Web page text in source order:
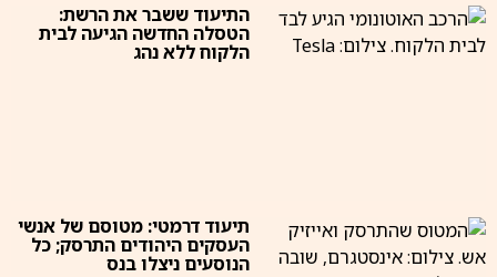
התיעוד ששבר את הרשת:
הטסלה החדשה הגיעה לבית
הלקוח ללא נהג
תיעוד דרמטי: מטוסם של אנשי
העסקים היהודים התרסק; כל
הנוסעים ניצלו בנס